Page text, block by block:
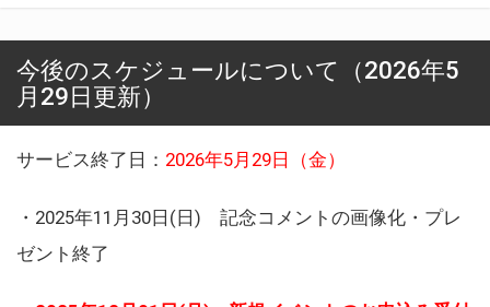
今後のスケジュールについて（2026年5
月29日更新）
サービス終了日： 2026年5月29日（金）
・2025年11月30日(日) 記念コメントの画像化・プレ
ゼント終了